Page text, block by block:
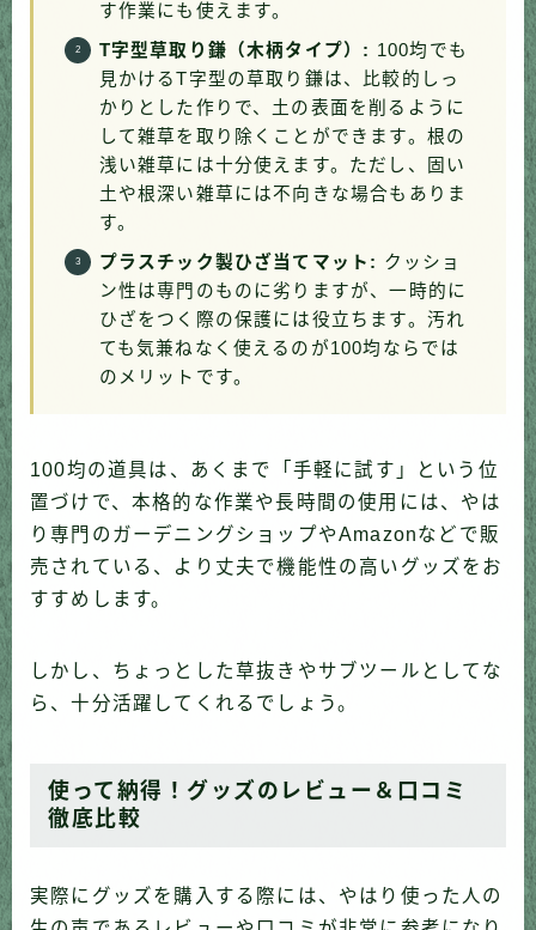
す作業にも使えます。
T字型草取り鎌（木柄タイプ）: 100均でも
見かけるT字型の草取り鎌は、比較的しっ
かりとした作りで、土の表面を削るように
して雑草を取り除くことができます。根の
浅い雑草には十分使えます。ただし、固い
土や根深い雑草には不向きな場合もありま
す。
プラスチック製ひざ当てマット: クッショ
ン性は専門のものに劣りますが、一時的に
ひざをつく際の保護には役立ちます。汚れ
ても気兼ねなく使えるのが100均ならでは
のメリットです。
100均の道具は、あくまで「手軽に試す」という位
置づけで、本格的な作業や長時間の使用には、やは
り専門のガーデニングショップやAmazonなどで販
売されている、より丈夫で機能性の高いグッズをお
すすめします。
しかし、ちょっとした草抜きやサブツールとしてな
ら、十分活躍してくれるでしょう。
使って納得！グッズのレビュー＆口コミ
徹底比較
実際にグッズを購入する際には、やはり使った人の